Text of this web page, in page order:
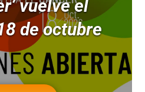
vuelve el
de octubre